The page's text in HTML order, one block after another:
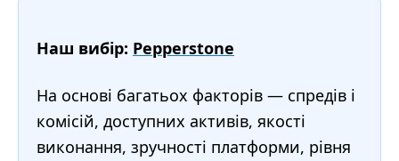
Наш вибір: Pepperstone
На основі багатьох факторів — спредів і
комісій, доступних активів, якості
виконання, зручності платформи, рівня